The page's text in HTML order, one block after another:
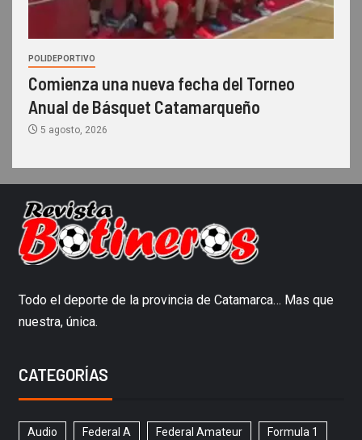
POLIDEPORTIVO
Comienza una nueva fecha del Torneo
Anual de Básquet Catamarqueño
5 agosto, 2026
Todo el deporte de la provincia de Catamarca… Mas que
nuestra, única.
CATEGORÍAS
Audio Federal A Federal Amateur Formula 1